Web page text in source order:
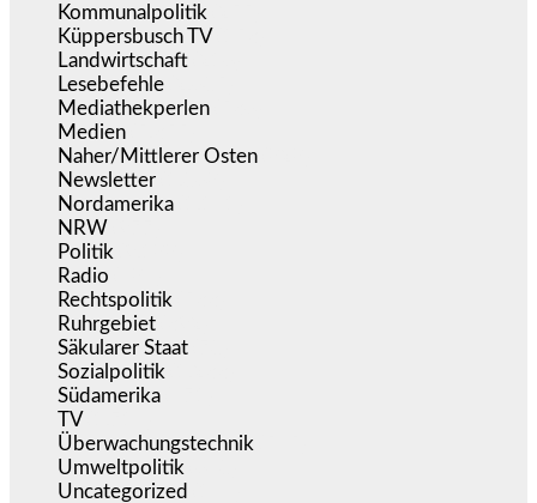
Kommunalpolitik
Küppersbusch TV
Landwirtschaft
Lesebefehle
Mediathekperlen
Medien
Naher/Mittlerer Osten
Newsletter
Nordamerika
NRW
Politik
Radio
Rechtspolitik
Ruhrgebiet
Säkularer Staat
Sozialpolitik
Südamerika
TV
Überwachungstechnik
Umweltpolitik
Uncategorized